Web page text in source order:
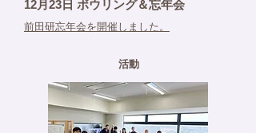
12月23日 ボウリング＆忘年会
前田研忘年会を開催しました。
活動